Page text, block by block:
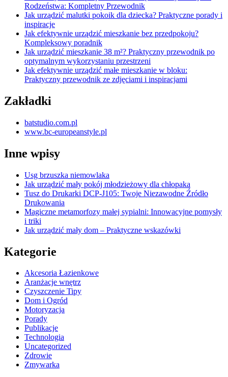
Rodzeństwa: Kompletny Przewodnik
Jak urządzić malutki pokoik dla dziecka? Praktyczne porady i
inspiracje
Jak efektywnie urządzić mieszkanie bez przedpokoju?
Kompleksowy poradnik
Jak urządzić mieszkanie 38 m²? Praktyczny przewodnik po
optymalnym wykorzystaniu przestrzeni
Jak efektywnie urządzić małe mieszkanie w bloku:
Praktyczny przewodnik ze zdjęciami i inspiracjami
Zakładki
batstudio.com.pl
www.bc-europeanstyle.pl
Inne wpisy
Usg brzuszka niemowlaka
Jak urządzić mały pokój młodzieżowy dla chłopaka
Tusz do Drukarki DCP-J105: Twoje Niezawodne Źródło
Drukowania
Magiczne metamorfozy małej sypialni: Innowacyjne pomysły
i triki
Jak urządzić mały dom – Praktyczne wskazówki
Kategorie
Akcesoria Łazienkowe
Aranżacje wnętrz
Czyszczenie Tipy
Dom i Ogród
Motoryzacja
Porady
Publikacje
Technologia
Uncategorized
Zdrowie
Zmywarka